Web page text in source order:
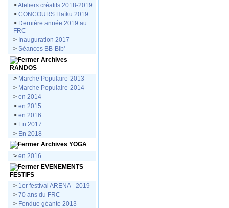
>Ateliers créatifs 2018-2019
> CONCOURS Haïku 2019
> Dernière année 2019 au
FRC
> Inauguration 2017
> Séances BB-Bib'
Archives
RANDOS
> Marche Populaire-2013
> Marche Populaire-2014
> en 2014
> en 2015
> en 2016
> En 2017
> En 2018
Archives YOGA
> en 2016
EVENEMENTS
FESTIFS
> 1er festival ARENA - 2019
> 70 ans du FRC -
> Fondue géante 2013